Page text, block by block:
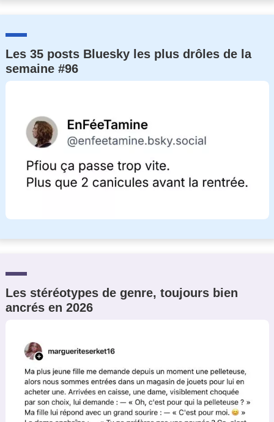
Les 35 posts Bluesky les plus drôles de la
semaine #96
Les stéréotypes de genre, toujours bien
ancrés en 2026